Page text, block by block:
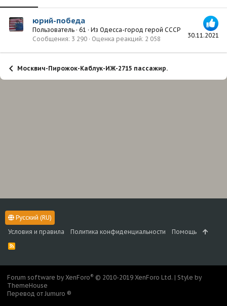
30.11.2021
юрий-победа
Пользователь · 61 · Из Одесса-город герой СССР
Сообщения 3 290 Оценка реакций 2 058
Москвич-Пирожок-Каблук-ИЖ-2715 пассажир.
Русский (RU)
Условия и правила
Политика конфиденциальности Помощь
R
S
Forum software by XenForo® © 2010-2019 XenForo Ltd. | Style by
ThemeHouse
Перевод от Jumuro ®